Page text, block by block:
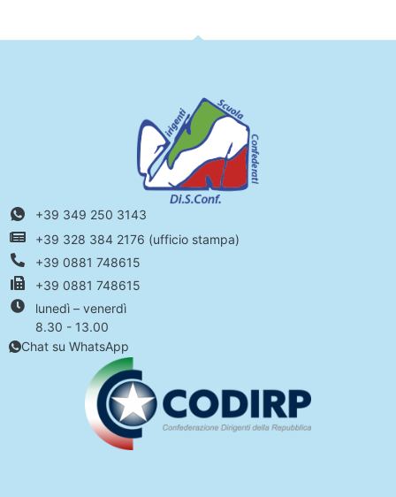
+39 349 250 3143
+39 328 384 2176 (ufficio stampa)
+39 0881 748615
+39 0881 748615
lunedì – venerdì
8.30 - 13.00
Chat su WhatsApp